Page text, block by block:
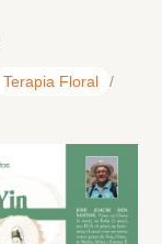
Terapia Floral
/